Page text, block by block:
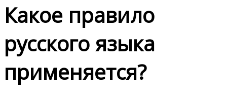
Какое правило
русского языка
применяется?